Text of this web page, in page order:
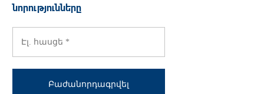
նորությունները